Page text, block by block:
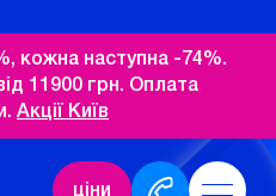
кожна наступна -74%.
11900 грн. Оплата
Акції Київ
ціни